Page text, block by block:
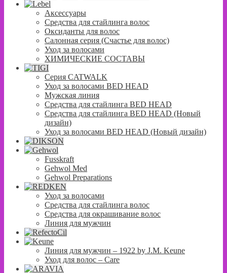
Аксессуары
Средства для стайлинга волос
Оксиданты для волос
Салонная серия (Счастье для волос)
Уход за волосами
ХИМИЧЕСКИЕ СОСТАВЫ
Серия CATWALK
Уход за волосами BED HEAD
Мужская линия
Средства для стайлинга BED HEAD
Средства для стайлинга BED HEAD (Новый
дизайн)
Уход за волосами BED HEAD (Новый дизайн)
Fusskraft
Gehwol Med
Gehwol Preparations
Уход за волосами
Средства для стайлинга волос
Средства для окрашивание волос
Линия для мужчин
Линия для мужчин – 1922 by J.M. Keune
Уход для волос – Сare